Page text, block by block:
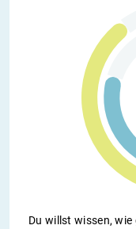
Du willst wissen, wie